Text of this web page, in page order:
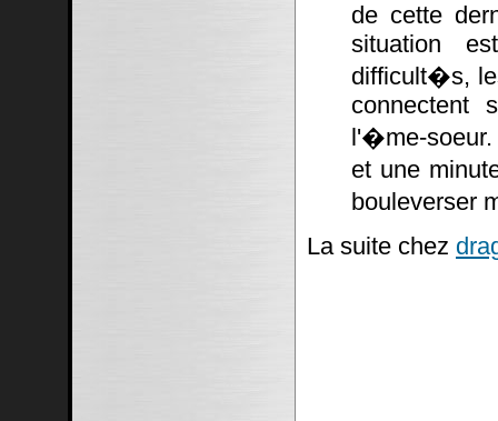
de cette
situation
difficult�s,
connectent
l'�me-soeur.
et une
bouleverser
La suite chez